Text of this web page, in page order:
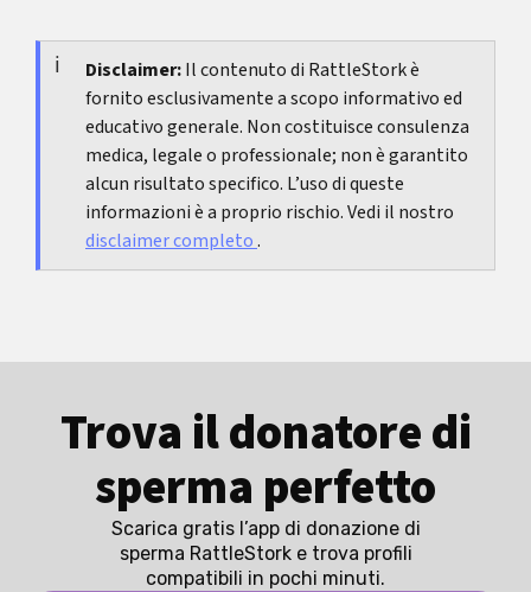
consulenza genetica nella donazione di gameti
alla vostra situazione, inclusi periodi finestra ed
contano, o se non riuscite a valutare con
sicurezza i periodi finestra, un consulto è utile. In
caso di pressione, violazione dei limiti o
documentazione contraddittoria, un
professionista è spesso il modo più rapido per
evitare errori.
Disclaimer:Il contenuto di RattleStork è
fornito esclusivamente a scopo informativo ed
educativo generale. Non costituisce consulenza
medica, legale o professionale; non è garantito
alcun risultato specifico. L’uso di queste
informazioni è a proprio rischio. Vedi il nostro
disclaimer completo.
Trova il donatore di
sperma perfetto
Scarica gratis l’app di donazione di
sperma RattleStork e trova profili
compatibili in pochi minuti.